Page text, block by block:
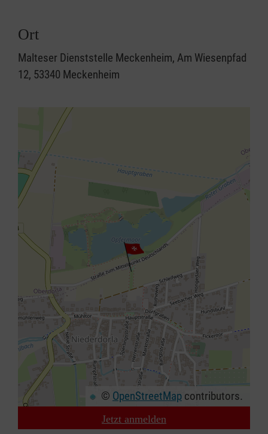
Ort
Malteser Dienststelle Meckenheim, Am Wiesenpfad
12, 53340 Meckenheim
© OpenStreetMap contributors.
Jetzt anmelden